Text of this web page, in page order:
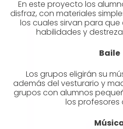
En este proyecto los
disfraz, con materiales
los cuales sirvan para
habilidades y
Baile
Los grupos eligirán su
además del vesturario y
grupos con alumnos
los profesores